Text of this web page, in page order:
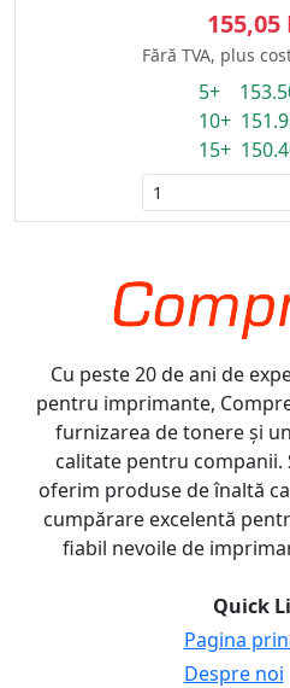
155,05
Fără TVA, plus
5+
10+
15+
Cu peste 20 de ani de
pentru imprimante,
furnizarea de tonere și
calitate pentru companii.
oferim produse de înaltă
cumpărare excelentă
fiabil nevoile de
Quick
Pagina
Despre noi